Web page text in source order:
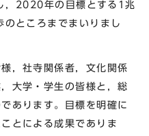
，2020年の目標とする1兆
ところまでまいりまし
，社寺関係者，文化関係
大学・学生の皆様と，総
あります。目標を明確に
とによる成果でありま